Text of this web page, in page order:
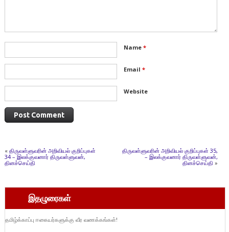
Name *
Email *
Website
« திருவள்ளுவரின் அறிவியல் குறிப்புகள்
34 – இலக்குவனார் திருவள்ளுவன்,
தினச்செய்தி
திருவள்ளுவரின் அறிவியல் குறிப்புகள் 35,
– இலக்குவனார் திருவள்ளுவன்,
தினச்செய்தி »
இதழுரைகள்
தமிழ்க்காப்பு ஈகையர்களுக்கு வீர வணக்கங்கள்!